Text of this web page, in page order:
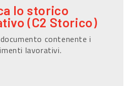
lo storico
(C2 Storico)
contenente i
lavorativi.